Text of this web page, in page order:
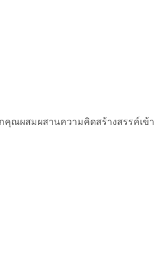
ณผสมผสานความคิดสร้างสรรค์เข้